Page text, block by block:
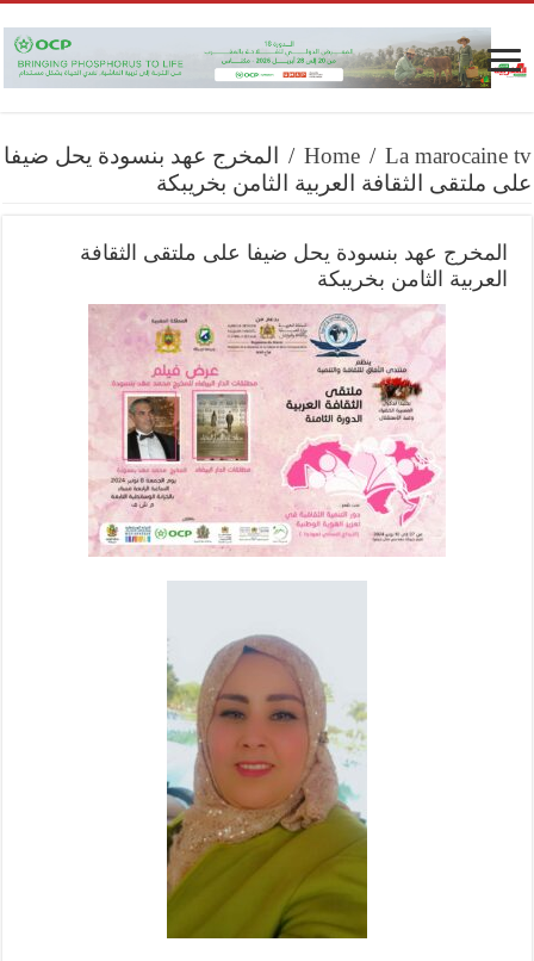
Home / La marocaine tv
/
المخرج عهد بنسودة يحل ضيفا
على ملتقى الثقافة العربية الثامن بخريبكة
المخرج عهد بنسودة يحل ضيفا على ملتقى الثقافة
العربية الثامن بخريبكة